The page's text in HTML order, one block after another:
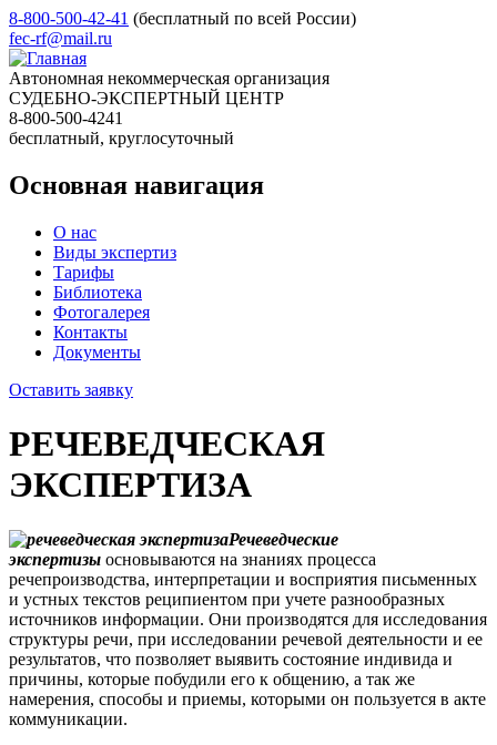
8-800-500-42-41 (бесплатный по всей России)
fec-rf@mail.ru
Автономная некоммерческая организация
СУДЕБНО-ЭКСПЕРТНЫЙ ЦЕНТР
8-800-500-4241
бесплатный, круглосуточный
Основная навигация
О нас
Виды экспертиз
Тарифы
Библиотека
Фотогалерея
Контакты
Документы
Оставить заявку
РЕЧЕВЕДЧЕСКАЯ
ЭКСПЕРТИЗА
Речеведческие
экспертизы основываются на знаниях процесса
речепроизводства, интерпретации и восприятия письменных
и устных текстов реципиентом при учете разнообразных
источников информации. Они производятся для исследования
структуры речи, при исследовании речевой деятельности и ее
результатов, что позволяет выявить состояние индивида и
причины, которые побудили его к общению, а так же
намерения, способы и приемы, которыми он пользуется в акте
коммуникации.